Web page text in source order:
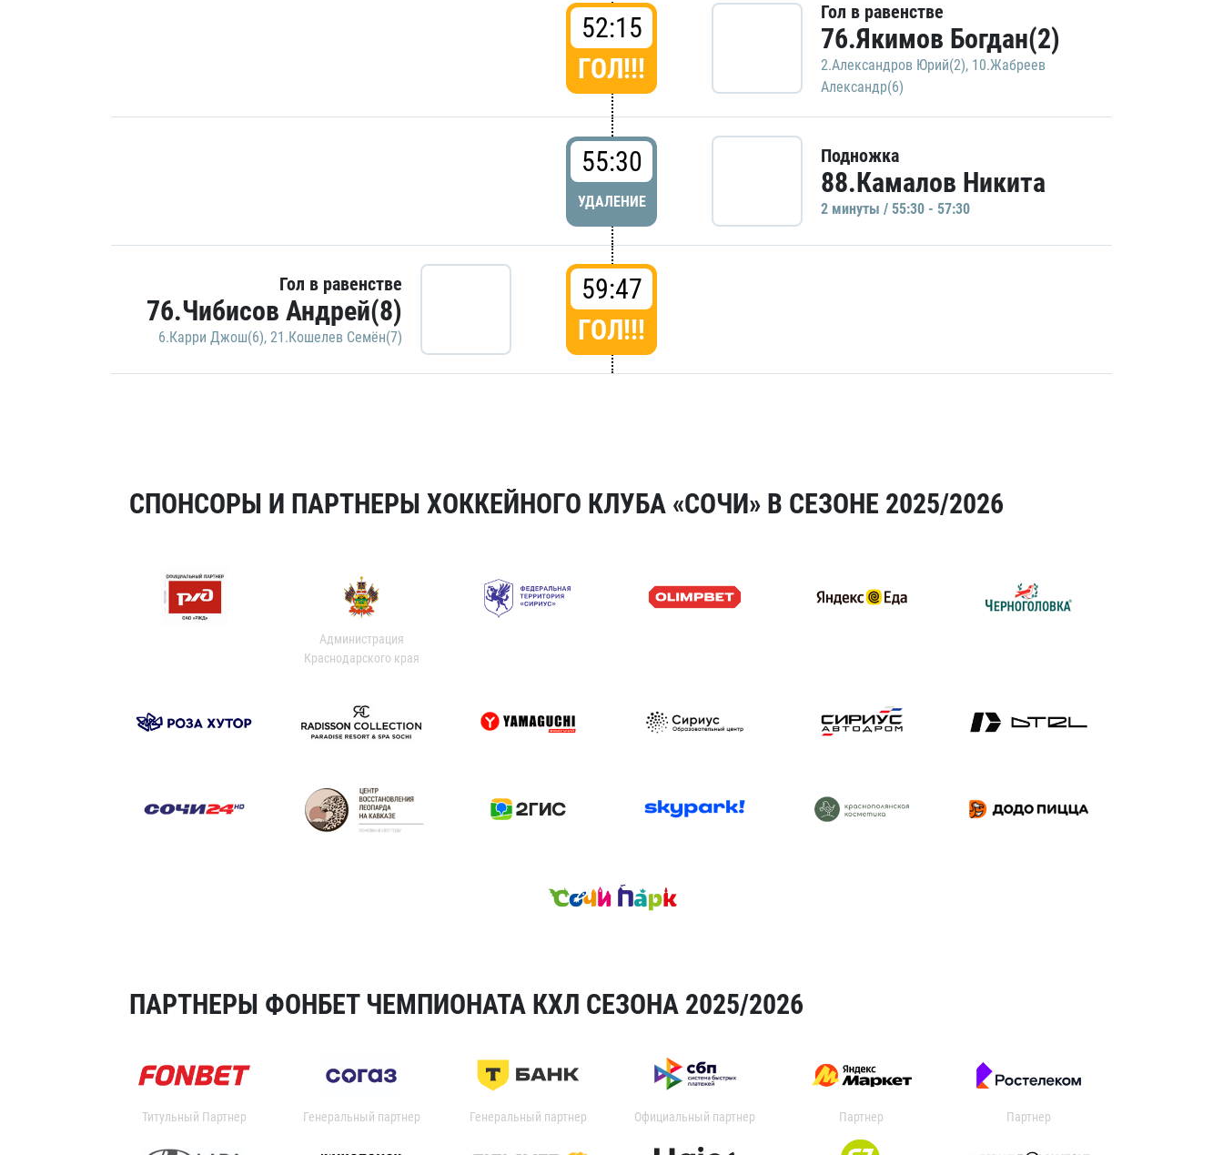
52:15
ГОЛ!!!
Гол в равенстве
76.Якимов Богдан(2)
2.Александров Юрий(2), 10.Жабреев
Александр(6)
55:30
УДАЛЕНИЕ
Подножка
88.Камалов Никита
2 минуты / 55:30 - 57:30
Гол в равенстве
76.Чибисов Андрей(8)
6.Карри Джош(6), 21.Кошелев Семён(7)
59:47
ГОЛ!!!
СПОНСОРЫ И ПАРТНЕРЫ ХОККЕЙНОГО КЛУБА «СОЧИ» В СЕЗОНЕ 2025/2026
Администрация
Краснодарского края
ПАРТНЕРЫ ФОНБЕТ ЧЕМПИОНАТА КХЛ СЕЗОНА 2025/2026
Титульный Партнер Генеральный партнер Генеральный партнер Официальный партнер Партнер Партнер